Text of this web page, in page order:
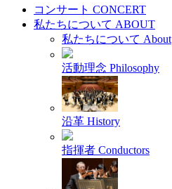
コンサート CONCERT
私たちについて ABOUT
私たちについて About
活動理念 Philosophy
沿革 History
指揮者 Conductors